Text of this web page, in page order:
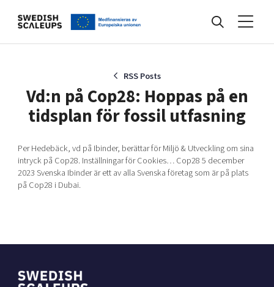
Events
Kunskapsbank
RSS Posts
Vd:n på Cop28: Hoppas på en
tidsplan för fossil utfasning
Per Hedebäck, vd på Ibinder, berättar för Miljö & Utveckling om sina
intryck på Cop28. Inställningar för Cookies… Cop28 5 december
2023 Svenska Ibinder är ett av alla Svenska företag som är på plats
på Cop28 i Dubai.